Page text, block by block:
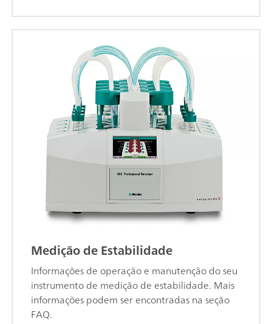
Medição de Estabilidade
Informações de operação e manutenção do seu
instrumento de medição de estabilidade. Mais
informações podem ser encontradas na seção
FAQ.